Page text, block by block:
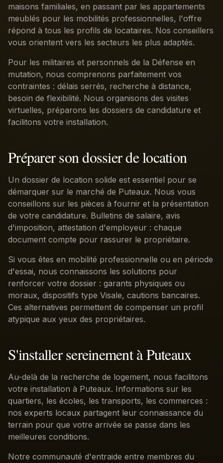
maisons familiales, en passant par les appartements
meublés pour les mobilités professionnelles, l'offre
répond à tous les profils de locataires. Nos conseillers
vous orientent vers les secteurs les plus adaptés.
Pour les militaires et personnels de la Défense en
mutation, nous comprenons parfaitement vos
contraintes : délais serrés, recherche à distance,
besoin de flexibilité. Nous organisons des visites
virtuelles, préparons les dossiers de candidature et
facilitons votre installation.
Préparer son dossier de location
Un dossier de location solide est essentiel pour se
démarquer sur le marché de Puteaux. Nous vous
conseillons sur les pièces à fournir et la présentation
de votre candidature. Bulletins de salaire, avis
d'imposition, attestation d'employeur : chaque
document compte pour rassurer le propriétaire.
Si vous êtes en mobilité professionnelle ou en période
d'essai, nous connaissons les solutions pour
renforcer votre dossier : garants physiques ou
moraux, dispositifs type Visale, cautions bancaires.
Ces alternatives permettent de compenser un profil
atypique aux yeux des propriétaires.
S'installer sereinement à Puteaux
Au-delà de la recherche de logement, nous facilitons
votre installation à Puteaux. Informations sur les
quartiers, les écoles, les transports, les commerces :
nos experts locaux partagent leur connaissance du
terrain pour que votre arrivée se passe dans les
meilleures conditions.
Notre communauté d'entraide entre membres du